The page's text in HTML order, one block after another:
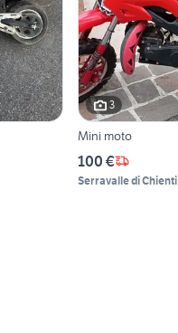
3
Mini moto
100 €
Serravalle di Chienti